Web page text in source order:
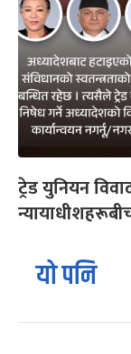
ट्रेड युनियन
यो पनि